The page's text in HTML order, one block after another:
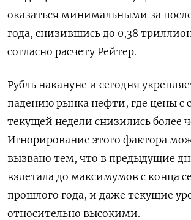
оказаться минимальными за
года, снизившись до 0,‍38
согласно расчету Рейтер.
Рубль накануне и сегодня
падению рынка нефти, где цены с
текущей недели снизились более
Игнорирование этого фактора
вызвано ‍тем, что в предыдущие
взлетала до максимумов с конца
прошлого года, и даже текущие
относительно высокими.